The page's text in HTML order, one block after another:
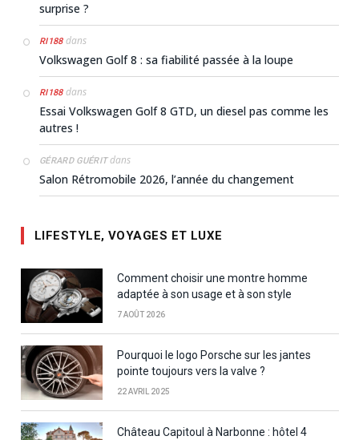
surprise ?
RI188dans
Volkswagen Golf 8 : sa fiabilité passée à la loupe
RI188dans
Essai Volkswagen Golf 8 GTD, un diesel pas comme les
autres !
GÉRARD GUÉRITdans
Salon Rétromobile 2026, l’année du changement
LIFESTYLE, VOYAGES ET LUXE
Comment choisir une montre homme
adaptée à son usage et à son style
7 AOÛT 2026
Pourquoi le logo Porsche sur les jantes
pointe toujours vers la valve ?
22 AVRIL 2025
Château Capitoul à Narbonne : hôtel 4